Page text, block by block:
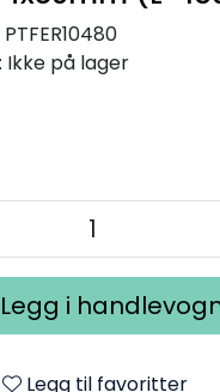
PTFER10480
Ikke på lager
Legg i
Legg til favoritter